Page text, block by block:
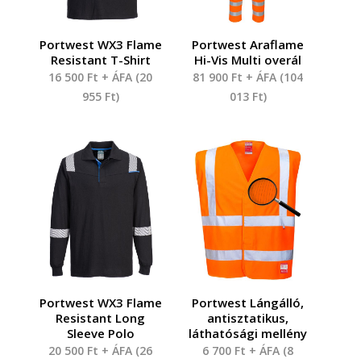
Portwest WX3 Flame
Resistant T-Shirt
16 500 Ft + ÁFA (20
955 Ft)
Portwest Araflame
Hi-Vis Multi overál
81 900 Ft + ÁFA (104
013 Ft)
Portwest WX3 Flame
Resistant Long
Sleeve Polo
20 500 Ft + ÁFA (26
Portwest Lángálló,
antisztatikus,
láthatósági mellény
6 700 Ft + ÁFA (8